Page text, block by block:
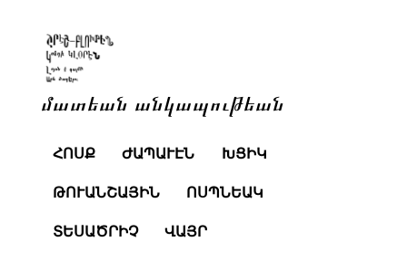
մատեան անկապութեան
ՀՈՍՔ ԺԱՊԱՒԷՆ ԽՑԻԿ
ԹՈՒԱՆՇԱՅԻՆ ՈՍՊՆԵԱԿ
ՏԵՍԱԾՐԻՉ ՎԱՅՐ